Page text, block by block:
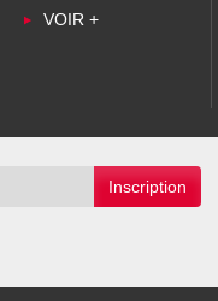
VOIR +